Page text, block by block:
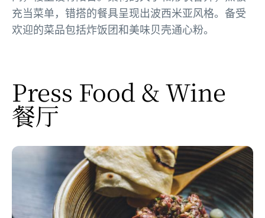
充当菜单，错搭的餐具呈现出波西米亚风格。备受
欢迎的菜品包括炸饭团和美味贝壳通心粉。
Press Food & Wine
餐厅